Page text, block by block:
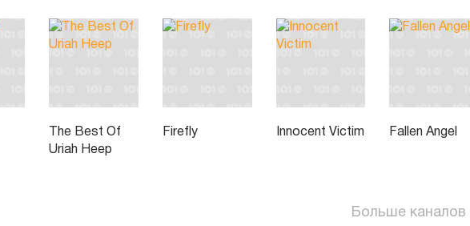
The Best Of
Uriah Heep
Firefly Innocent Victim Fallen Angel
Больше каналов